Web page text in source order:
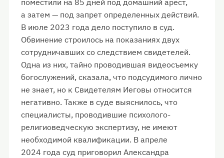
поместили на 85 дней под домашний арест,
а затем — под запрет определенных действий.
В июле 2023 года дело поступило в суд.
Обвинение строилось на показаниях двух
сотрудничавших со следствием свидетелей.
Одна из них, тайно проводившая видеосъемку
богослужений, сказала, что подсудимого лично
не знает, но к Свидетелям Иеговы относится
негативно. Также в суде выяснилось, что
специалисты, проводившие психолого-
религиоведческую экспертизу, не имеют
необходимой квалификации. В апреле
2024 года суд приговорил Александра